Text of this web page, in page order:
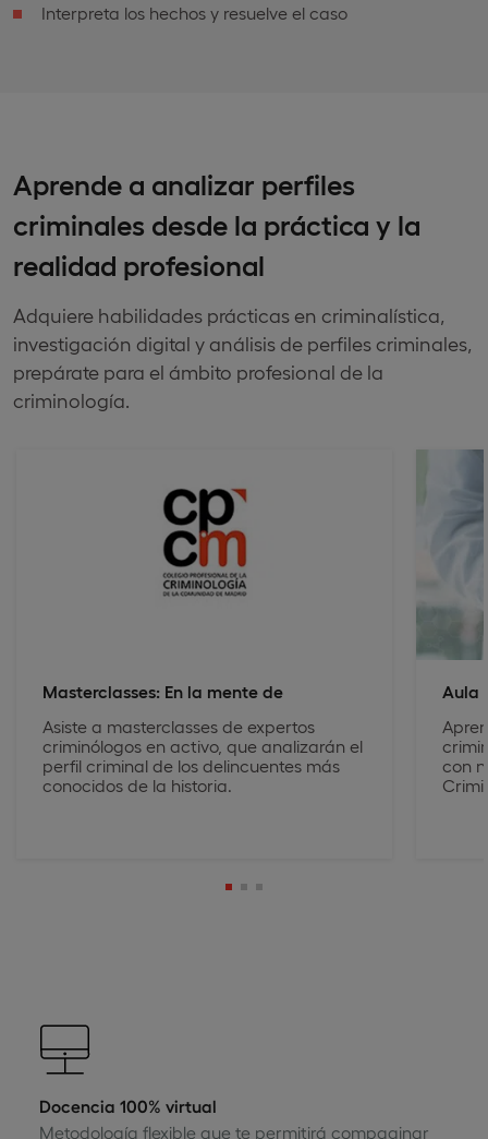
Interpreta los hechos y resuelve el caso
Aprende a analizar perfiles
criminales desde la práctica y la
realidad profesional
Adquiere habilidades prácticas en criminalística,
investigación digital y análisis de perfiles criminales,
prepárate para el ámbito profesional de la
criminología.
Masterclasses: En la mente de
Asiste a masterclasses de expertos
criminólogos en activo, que analizarán el
perfil criminal de los delincuentes más
conocidos de la historia.
Aula
con
Docencia 100% virtual
Metodología flexible que te permitirá compaginar